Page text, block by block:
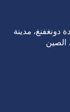
دونغفنغ، مدينة
الصين